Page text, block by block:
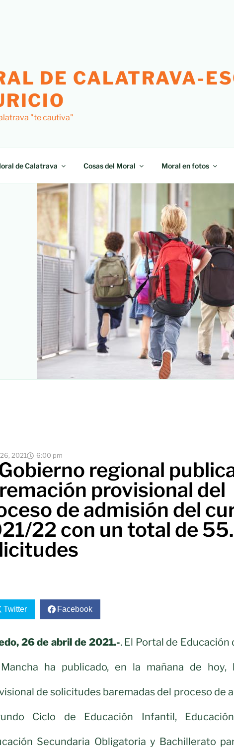
DE CALATRAVA-
"te cautiva"
de Calatrava Cosas del Moral Moral en fotos
2021 6:00 pm
regional
provisional del
de admisión del
22 con un total de
Twitter Facebook
26 de abril de 2021.-. El Portal de Educación
ha publicado, en la mañana de hoy,
de solicitudes baremadas del proceso de
Ciclo de Educación Infantil,
Secundaria Obligatoria y Bachillerato